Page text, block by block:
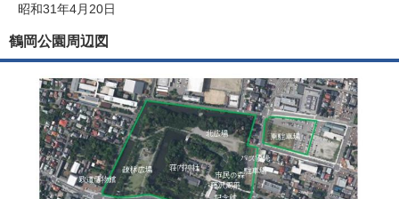
昭和31年4月20日
鶴岡公園周辺図